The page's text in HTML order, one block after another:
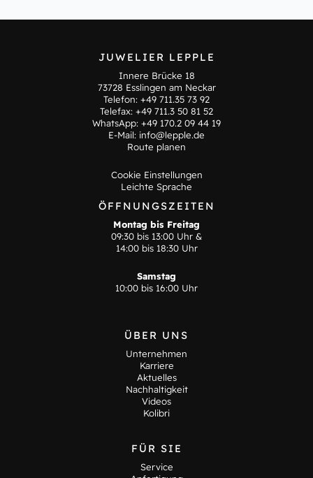
JUWELIER LEPPLE
Innere Brücke 18
73728 Esslingen am Neckar
Telefon: +49 711.35 73 92
Telefax: +49 711.3 50 81 52
WhatsApp: +49 170.2 09 44 19
E-Mail: info@lepple.de
Route planen
Cookie Einstellungen
Leichte Sprache
ÖFFNUNGSZEITEN
Montag bis Freitag
09:30 bis 13:00 Uhr &
14:00 bis 18:30 Uhr
Samstag
10:00 bis 16:00 Uhr
ÜBER UNS
Unternehmen
Karriere
Aktuelles
Nachhaltigkeit
Videos
Kolibri
FÜR SIE
Service